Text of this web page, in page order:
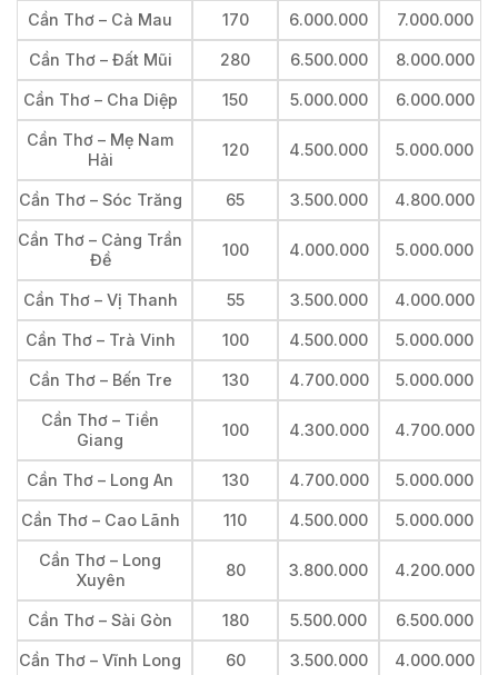
Cần Thơ – Cà Mau 170 6.000.000 7.000.000
Cần Thơ – Đất Mũi 280 6.500.000 8.000.000
Cần Thơ – Cha Diệp 150 5.000.000 6.000.000
Cần Thơ – Mẹ Nam
Hải
120 4.500.000 5.000.000
Cần Thơ – Sóc Trăng 65 3.500.000 4.800.000
Cần Thơ – Cảng Trần
Đề
100 4.000.000 5.000.000
Cần Thơ – Vị Thanh 55 3.500.000 4.000.000
Cần Thơ – Trà Vinh 100 4.500.000 5.000.000
Cần Thơ – Bến Tre 130 4.700.000 5.000.000
Cần Thơ – Tiền
Giang
100 4.300.000 4.700.000
Cần Thơ – Long An 130 4.700.000 5.000.000
Cần Thơ – Cao Lãnh 110 4.500.000 5.000.000
Cần Thơ – Long
Xuyên
80 3.800.000 4.200.000
Cần Thơ – Sài Gòn 180 5.500.000 6.500.000
Cần Thơ – Vĩnh Long 60 3.500.000 4.000.000